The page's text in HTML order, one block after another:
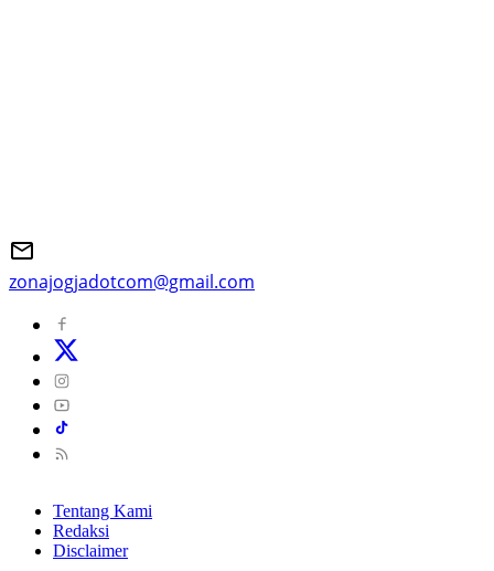
zonajogjadotcom@gmail.com
Tentang Kami
Redaksi
Disclaimer